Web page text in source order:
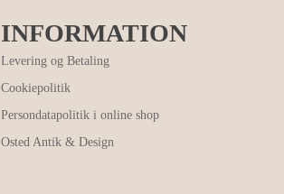
INFORMATION
Levering og Betaling
Cookiepolitik
Persondatapolitik i online shop
Osted Antik & Design